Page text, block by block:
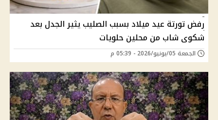
رفض تورتة عيد ميلاد بسبب الصليب يثير الجدل بعد
شكوى شاب من محلين حلويات
الجمعة 05/يونيو/2026 - 05:39 م